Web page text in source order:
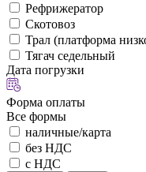
Рефрижератор
Скотовоз
Трал (платформа
Тягач седельный
Дата погрузки
Форма оплаты
Все формы
наличные/карта
без НДС
с НДС